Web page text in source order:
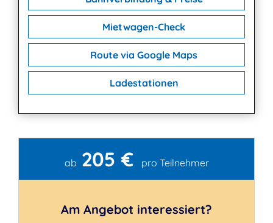
Mietwagen-Check
Route via Google Maps
Ladestationen
Kontakt
ab 205 € pro Teilnehmer
Am Angebot interessiert?